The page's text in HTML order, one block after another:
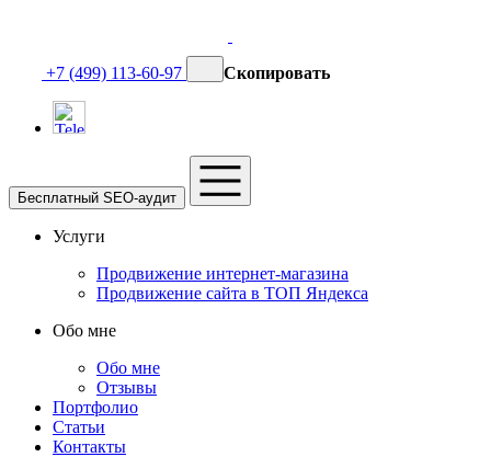
+7 (499) 113-60-97 Скопировать
Бесплатный SEO-аудит
Услуги
Продвижение интернет-магазина
Продвижение сайта в ТОП Яндекса
Обо мне
Обо мне
Отзывы
Портфолио
Статьи
Контакты